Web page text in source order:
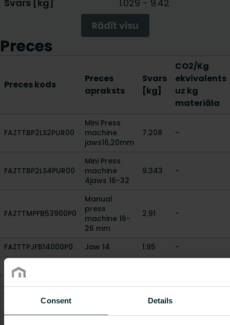
Consent Details
Svars [kg]
1.029 - 9.42
Rādīt visu
Preces
Preces kods
Preces
apraksts
Svars
[kg]
CO2/Kg
ekvivalents
uz kg
materiāla
FAZTTBP2LS2PUR00
Mini Press
machine
jaws16,20mm
7.208 -
FAZTTBP2LS4PUR00
Mini Press
machine
4jaws 16-32
9.343 -
FAZTTMPFB53900P0
Manual
press
machine 16-
26 mm
2.91 -
FAZTTPJFB14000P0 Jaw 14 1.95
-
FAZTTPJFB16000P0
FAZTTPJFB20000P0
Jaw 20 1.9
-
FAZTTPJFB26000P0
2.17